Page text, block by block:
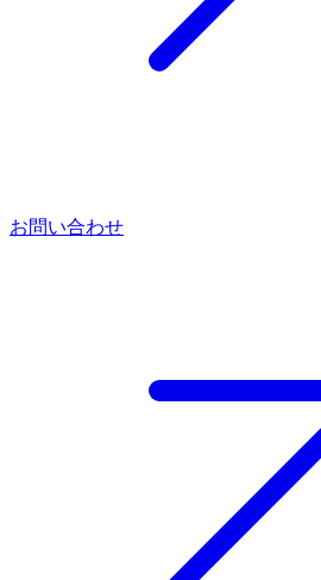
お問い合わせ